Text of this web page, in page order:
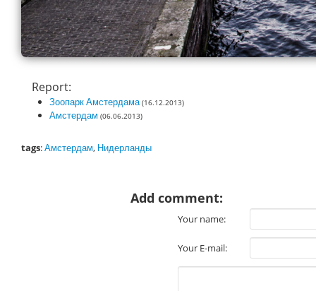
Report:
Зоопарк Амстердама (16.12.2013)
Амстердам (06.06.2013)
tags:Амстердам, Нидерланды
Add comment:
Your name:
Your E-mail: